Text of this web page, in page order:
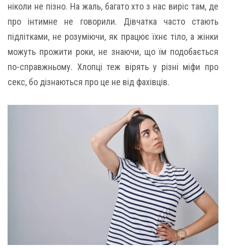
ніколи не пізно. На жаль, багато хто з нас виріс там, де
про інтимне не говорили. Дівчатка часто стають
підлітками, не розуміючи, як працює їхнє тіло, а жінки
можуть прожити роки, не знаючи, що їм подобається
по-справжньому. Хлопці теж вірять у різні міфи про
секс, бо дізнаються про це не від фахівців.